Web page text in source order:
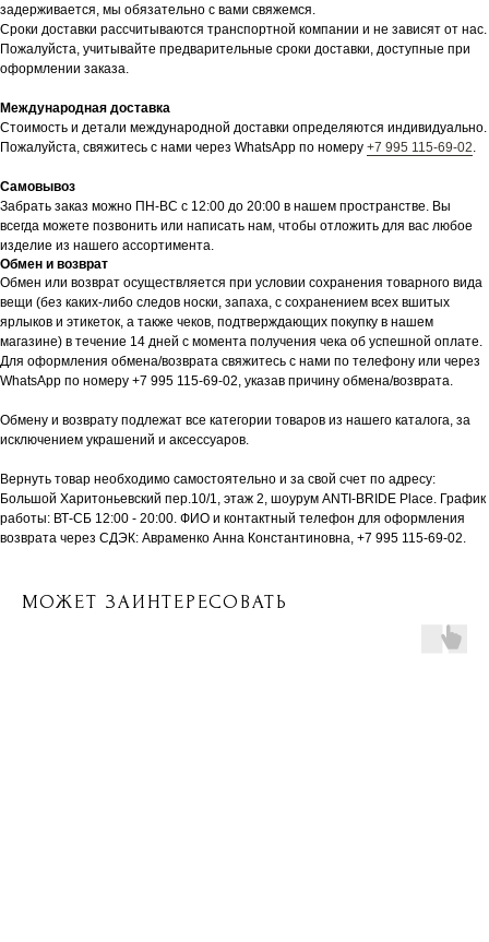
задерживается, мы обязательно с вами свяжемся.
Сроки доставки рассчитываются транспортной компании и не зависят от нас.
Пожалуйста, учитывайте предварительные сроки доставки, доступные при
оформлении заказа.
Международная доставка
Стоимость и детали международной доставки определяются индивидуально.
Пожалуйста, свяжитесь с нами через WhatsApp по номеру +7 995 115-69-02.
Самовывоз
Забрать заказ можно ПН-ВС с 12:00 до 20:00 в нашем пространстве. Вы
всегда можете позвонить или написать нам, чтобы отложить для вас любое
изделие из нашего ассортимента.
Обмен и возврат
Обмен или возврат осуществляется при условии сохранения товарного вида
вещи (без каких-либо следов носки, запаха, с сохранением всех вшитых
ярлыков и этикеток, а также чеков, подтверждающих покупку в нашем
магазине) в течение 14 дней с момента получения чека об успешной оплате.
Для оформления обмена/возврата свяжитесь с нами по телефону или через
WhatsApp по номеру +7 995 115-69-02, указав причину обмена/возврата.
Обмену и возврату подлежат все категории товаров из нашего каталога, за
исключением украшений и аксессуаров.
Вернуть товар необходимо самостоятельно и за свой счет по адресу:
Большой Харитоньевский пер.10/1, этаж 2, шоурум ANTI-BRIDE Place. График
работы: ВТ-СБ 12:00 - 20:00. ФИО и контактный телефон для оформления
возврата через СДЭК: Авраменко Анна Константиновна, +7 995 115-69-02.
МОЖЕТ ЗАИНТЕРЕСОВАТЬ